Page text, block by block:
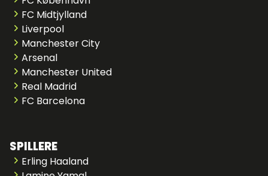
FC Midtjylland
Liverpool
Manchester City
Arsenal
Manchester United
Real Madrid
FC Barcelona
SPILLERE
Erling Haaland